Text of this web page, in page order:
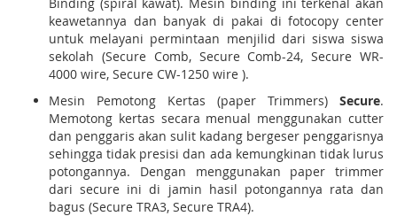
keawetannya dan banyak di pakai di fotocopy center
untuk melayani permintaan menjilid dari siswa siswa
sekolah (Secure Comb, Secure Comb-24, Secure WR-
4000 wire, Secure CW-1250 wire ).
Mesin Pemotong Kertas (paper Trimmers) Secure.
Memotong kertas secara menual menggunakan cutter
dan penggaris akan sulit kadang bergeser penggarisnya
sehingga tidak presisi dan ada kemungkinan tidak lurus
potongannya. Dengan menggunakan paper trimmer
dari secure ini di jamin hasil potongannya rata dan
bagus (Secure TRA3, Secure TRA4).